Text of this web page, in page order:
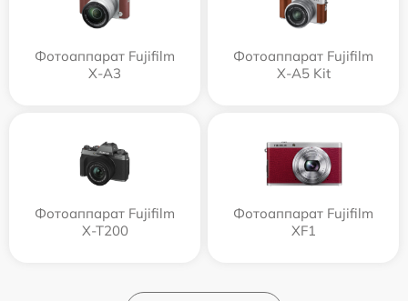
Фотоаппарат Fujifilm
X-A3
Фотоаппарат Fujifilm
X-A5 Kit
Фотоаппарат Fujifilm
X-T200
Фотоаппарат Fujifilm
XF1